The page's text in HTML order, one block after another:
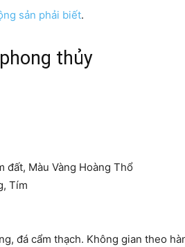
sản phải biết.
thủy
đất, Màu Vàng Hoàng Thổ
Tím
đá cẩm thạch. Không gian theo